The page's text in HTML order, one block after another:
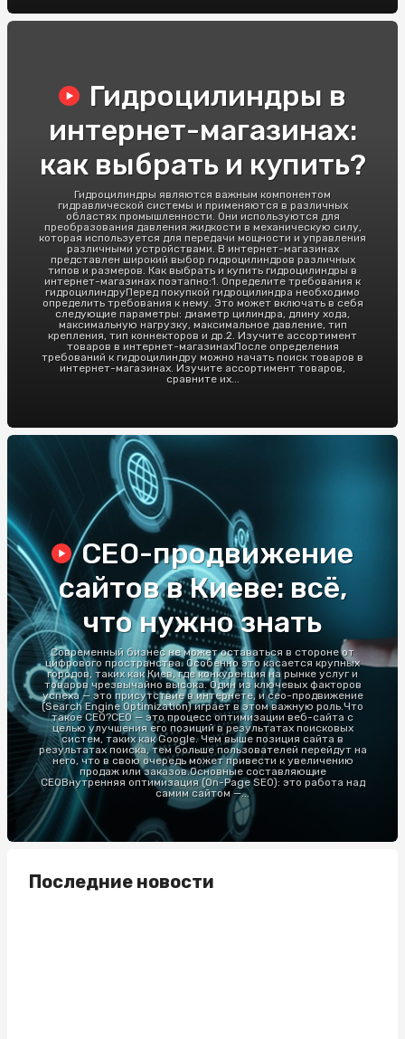
Гидроцилиндры в
интернет-магазинах:
как выбрать и купить?
Гидроцилиндры являются важным компонентом
гидравлической системы и применяются в различных
областях промышленности. Они используются для
преобразования давления жидкости в механическую силу,
которая используется для передачи мощности и управления
различными устройствами. В интернет-магазинах
представлен широкий выбор гидроцилиндров различных
типов и размеров. Как выбрать и купить гидроцилиндры в
интернет-магазинах поэтапно:1. Определите требования к
гидроцилиндруПеред покупкой гидроцилиндра необходимо
определить требования к нему. Это может включать в себя
следующие параметры: диаметр цилиндра, длину хода,
максимальную нагрузку, максимальное давление, тип
крепления, тип коннекторов и др.2. Изучите ассортимент
товаров в интернет-магазинахПосле определения
требований к гидроцилиндру можно начать поиск товаров в
интернет-магазинах. Изучите ассортимент товаров,
сравните их...
СЕО-продвижение
сайтов в Киеве: всё,
что нужно знать
Современный бизнес не может оставаться в стороне от
цифрового пространства. Особенно это касается крупных
городов, таких как Киев, где конкуренция на рынке услуг и
товаров чрезвычайно высока. Один из ключевых факторов
успеха — это присутствие в интернете, и сео-продвижение
(Search Engine Optimization) играет в этом важную роль.Что
такое СЕО?СЕО — это процесс оптимизации веб-сайта с
целью улучшения его позиций в результатах поисковых
систем, таких как Google. Чем выше позиция сайта в
результатах поиска, тем больше пользователей перейдут на
него, что в свою очередь может привести к увеличению
продаж или заказов.Основные составляющие
СЕОВнутренняя оптимизация (On-Page SEO): это работа над
самим сайтом —...
Последние новости